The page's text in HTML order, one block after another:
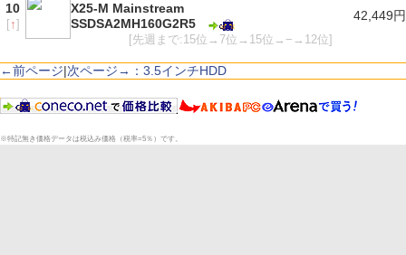
10
[↑]
X25-M Mainstream
SSDSA2MH160G2R5
[先週まで:15位→7位→15位→−→12位]
42,449円
←前ページ|次ページ→：3.5インチHDD
※特記無き価格データは税込み価格（税率=5％）です。